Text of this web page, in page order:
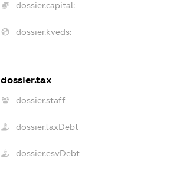
dossier.capital:
dossier.kveds:
dossier.tax
dossier.staff
dossier.taxDebt
dossier.esvDebt